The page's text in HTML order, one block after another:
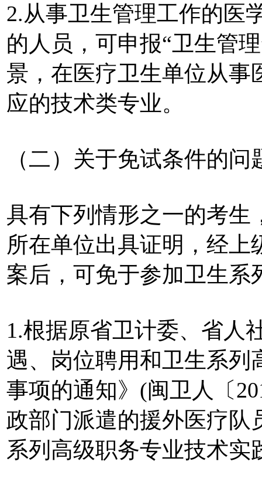
2.从事卫生管理工作的医
的人员，可申报“卫生管
景，在医疗卫生单位从事
应的技术类专业。
（二）关于免试条件的问
具有下列情形之一的考生
所在单位出具证明，经
案后，可免于参加卫生系
1.根据原省卫计委、省人
遇、岗位聘用和卫生系列
事项的通知》(闽卫人〔
政部门派遣的援外医疗队
系列高级职务专业技术实